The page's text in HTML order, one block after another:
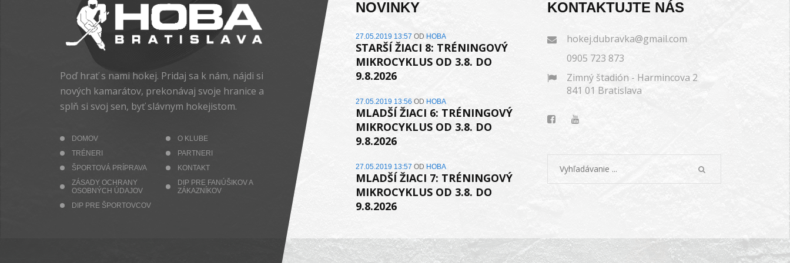
Poď hrať s nami hokej. Pridaj sa k nám, nájdi si
nových kamarátov, prekonávaj svoje hranice a
splň si svoj sen, byť slávnym hokejistom.
DOMOV
O KLUBE
TRÉNERI
PARTNERI
ŠPORTOVÁ PRÍPRAVA
KONTAKT
ZÁSADY OCHRANY
OSOBNÝCH ÚDAJOV
DIP PRE FANÚŠIKOV A
ZÁKAZNÍKOV
DIP PRE ŠPORTOVCOV
NOVINKY
27.05.2019 13:57OD HOBA
STARŠÍ ŽIACI 8: TRÉNINGOVÝ
MIKROCYKLUS OD 3.8. DO
9.8.2026
27.05.2019 13:56 OD HOBA
MLADŠÍ ŽIACI 6: TRÉNINGOVÝ
MIKROCYKLUS OD 3.8. DO
9.8.2026
27.05.2019 13:57 OD HOBA
MLADŠÍ ŽIACI 7: TRÉNINGOVÝ
MIKROCYKLUS OD 3.8. DO
9.8.2026
KONTAKTUJTE NÁS
hokej.dubravka@gmail.com
0905 723 873
Zimný štadión - Harmincova 2
841 01 Bratislava